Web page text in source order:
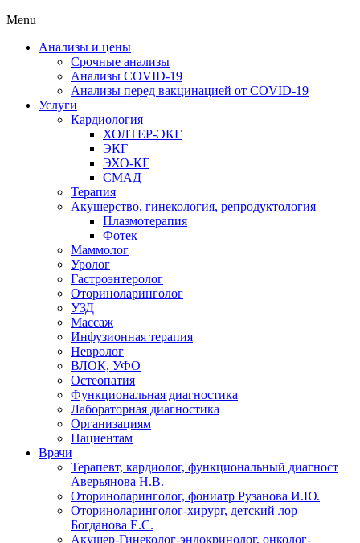
Menu
Анализы и цены
Срочные анализы
Анализы COVID-19
Анализы перед вакцинацией от COVID-19
Услуги
Кардиология
ХОЛТЕР-ЭКГ
ЭКГ
ЭХО-КГ
СМАД
Терапия
Акушерство, гинекология, репродуктология
Плазмотерапия
Фотек
Маммолог
Уролог
Гастроэнтеролог
Оториноларинголог
УЗД
Массаж
Инфузионная терапия
Невролог
ВЛОК, УФО
Остеопатия
Функциональная диагностика
Лабораторная диагностика
Организациям
Пациентам
Врачи
Терапевт, кардиолог, функциональный диагност
Аверьянова Н.В.
Оториноларинголог, фониатр Рузанова И.Ю.
Оториноларинголог-хирург, детский лор
Богданова Е.С.
Акушер-Гинеколог-эндокринолог, онколог-